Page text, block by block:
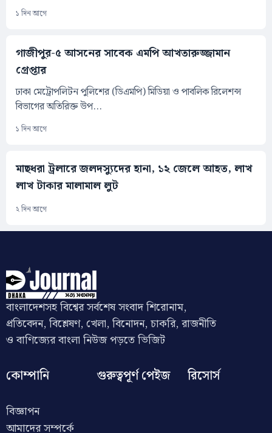
১ দিন আগে
গাজীপুর-৫ আসনের সাবেক এমপি আখতারুজ্জামান
গ্রেপ্তার
ঢাকা মেট্রোপলিটন পুলিশের (ডিএমপি) মিডিয়া ও পাবলিক রিলেশন্স
বিভাগের অতিরিক্ত উপ...
১ দিন আগে
মাছধরা ট্রলারে জলদস্যুদের হানা, ১২ জেলে আহত, লাখ
লাখ টাকার মালামাল লুট
২ দিন আগে
বাংলাদেশসহ বিশ্বের সর্বশেষ সংবাদ শিরোনাম,
প্রতিবেদন, বিশ্লেষণ, খেলা, বিনোদন, চাকরি, রাজনীতি
ও বাণিজ্যের বাংলা নিউজ পড়তে ভিজিট
কোম্পানি
বিজ্ঞাপন
আমাদের সম্পর্কে
গুরুত্বপূর্ণ পেইজ রিসোর্স